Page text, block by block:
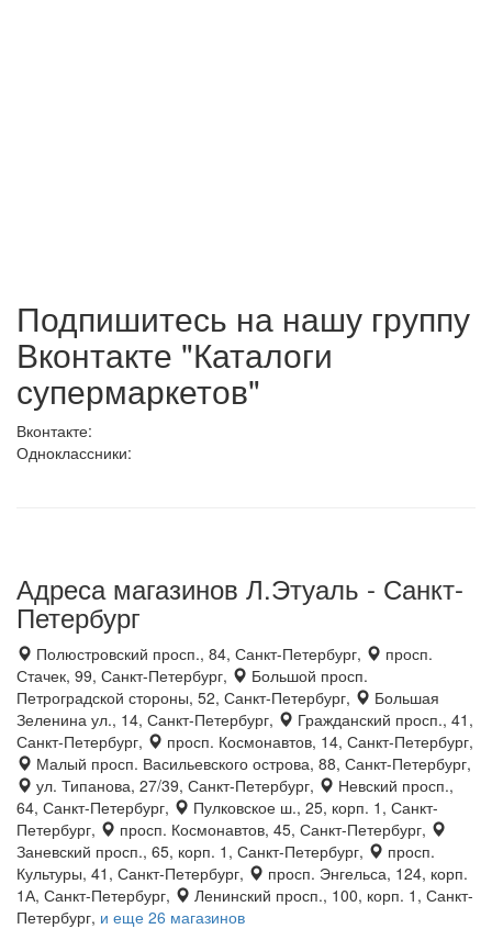
Подпишитесь на нашу группу
Вконтакте "Каталоги
супермаркетов"
Вконтакте:
Одноклассники:
Адреса магазинов Л.Этуаль - Санкт-
Петербург
Полюстровский просп., 84, Санкт-Петербург,
просп.
Стачек, 99, Санкт-Петербург,
Большой просп.
Петроградской стороны, 52, Санкт-Петербург,
Большая
Зеленина ул., 14, Санкт-Петербург,
Гражданский просп., 41,
Санкт-Петербург,
просп. Космонавтов, 14, Санкт-Петербург,
Малый просп. Васильевского острова, 88, Санкт-Петербург,
ул. Типанова, 27/39, Санкт-Петербург,
Невский просп.,
64, Санкт-Петербург,
Пулковское ш., 25, корп. 1, Санкт-
Петербург,
просп. Космонавтов, 45, Санкт-Петербург,
Заневский просп., 65, корп. 1, Санкт-Петербург,
просп.
Культуры, 41, Санкт-Петербург,
просп. Энгельса, 124, корп.
1А, Санкт-Петербург,
Ленинский просп., 100, корп. 1, Санкт-
Петербург, и еще 26 магазинов